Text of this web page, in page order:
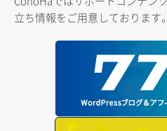
立ち情報をご用意しております